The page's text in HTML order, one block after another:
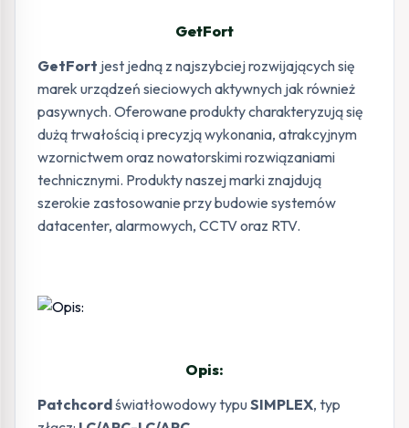
GetFort
GetFort jest jedną z najszybciej rozwijających się
marek urządzeń sieciowych aktywnych jak również
pasywnych. Oferowane produkty charakteryzują się
dużą trwałością i precyzją wykonania, atrakcyjnym
wzornictwem oraz nowatorskimi rozwiązaniami
technicznymi. Produkty naszej marki znajdują
szerokie zastosowanie przy budowie systemów
datacenter, alarmowych, CCTV oraz RTV.
Opis:
Patchcordświatłowodowy typuSIMPLEX, typ